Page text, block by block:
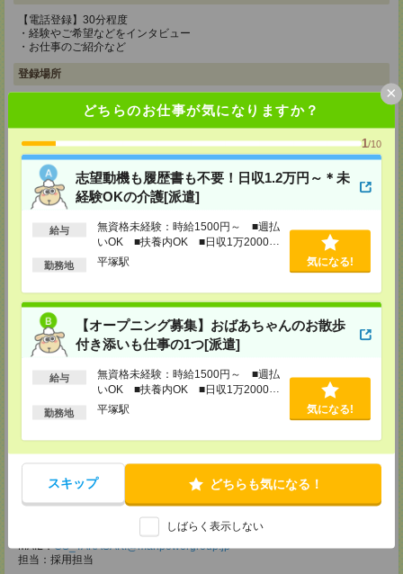
どちらのお仕事が気になりますか？
1/10
志望動機も履歴書も不要！日収1.2万円～＊未
経験OKの介護[派遣]
給与
無資格未経験：時給1500円～ ■週払
いOK ■扶養内OK ■日収1万2000円
以上
勤務地 平塚駅 気になる!
【オープニング募集】おばあちゃんのお散歩
付き添いも仕事の1つ[派遣]
給与
無資格未経験：時給1500円～ ■週払
いOK ■扶養内OK ■日収1万2000円
以上
勤務地 平塚駅 気になる!
スキップ どちらも気になる！
しばらく表示しない
×
【電話登録】30分程度
・経験やご希望などをインタビュー
・お仕事のご紹介など
登録場所
CS新宿支店
TEL：0120-659-458
MAIL：CS_SHINJUKU@manpowergroup.jp
担当：採用担当
CS立川支店
〒190-0012
東京都立川市曙町2-34-7 ファーレイーストビル 8F
TEL：0120-659-460
MAIL：CS_TACHIKAWA@manpowergroup.jp
CS横浜支店
〒220-8136
神奈川県横浜市西区みなとみらい 2-2-1 横浜ランドマークタワー36F
TEL：0120-659-459
担当：採用担当
〒330-0854 埼玉県さいたま市大宮区桜木町 1-10-16 シーノ大宮ノース
MAIL：
CS_OMIYA@manpowergroup.jp
CS高崎支店
〒370-0831 群馬県高崎市あら町167 高崎第一生命ビルディング11Ｆ
MAIL：CS_TAKASAKI@manpowergroup.jp
担当：採用担当